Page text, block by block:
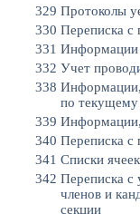
329 Протоколы
330 Переписка с
331 Информации
332 Учет
338 Информации,
по
339 Информации,
340 Переписка с
341 Списки
342 Переписка с
членов и
секции